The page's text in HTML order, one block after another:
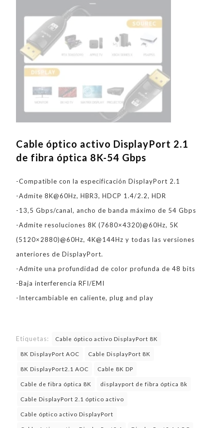
Cable óptico activo DisplayPort 2.1
de fibra óptica 8K-54 Gbps
-Compatible con la especificación DisplayPort 2.1
-Admite 8K@60Hz, HBR3, HDCP 1.4/2.2, HDR
-13,5 Gbps/canal, ancho de banda máximo de 54 Gbps
-Admite resoluciones 8K (7680×4320)@60Hz, 5K
(5120×2880)@60Hz, 4K@144Hz y todas las versiones
anteriores de DisplayPort.
-Admite una profundidad de color profunda de 48 bits
-Baja interferencia RFI/EMI
-Intercambiable en caliente, plug and play
Etiquetas: Cable óptico activo DisplayPort 8K
8K DisplayPort AOC Cable DisplayPort 8K
8K DisplayPort2.1 AOC Cable 8K DP
Cable de fibra óptica 8K displayport de fibra óptica 8k
Cable DisplayPort 2.1 óptico activo
Cable óptico activo DisplayPort